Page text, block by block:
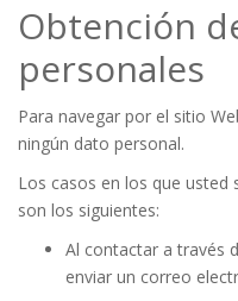
Obtención
personales
Para navegar por el sitio
ningún dato personal.
Los casos en los que usted
son los siguientes:
Al contactar a través
enviar un correo